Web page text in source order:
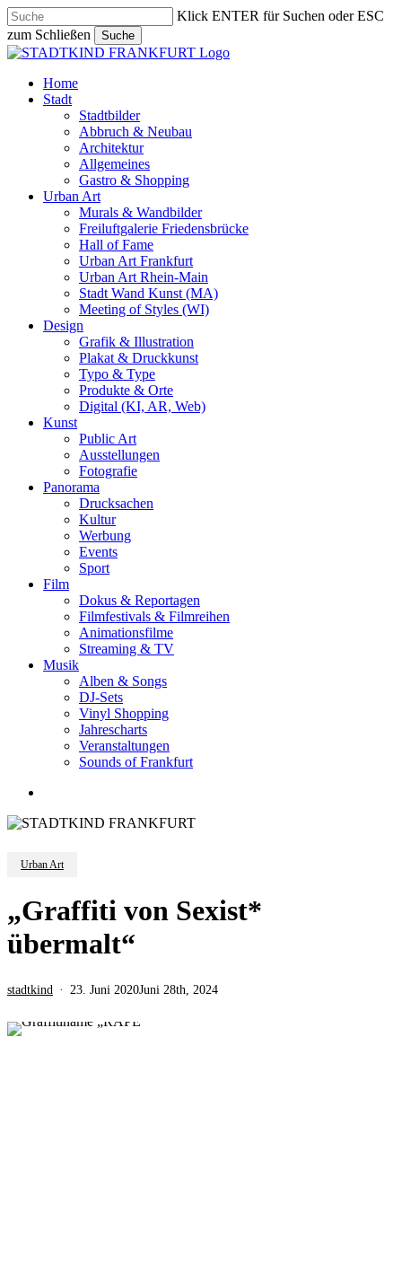
Skip
to
main
content
Klick ENTER für Suchen oder ESC
zum Schließen
Suche
Close
search
Menu
Home
Stadt
Stadtbilder
Abbruch & Neubau
Architektur
Allgemeines
Gastro & Shopping
Urban Art
Murals & Wandbilder
Freiluftgalerie Friedensbrücke
Hall of Fame
Urban Art Frankfurt
Urban Art Rhein-Main
Stadt Wand Kunst (MA)
Meeting of Styles (WI)
Design
Grafik & Illustration
Plakat & Druckkunst
Typo & Type
Produkte & Orte
Digital (KI, AR, Web)
Kunst
Public Art
Ausstellungen
Fotografie
Panorama
Drucksachen
Kultur
Werbung
Events
Sport
Film
Dokus & Reportagen
Filmfestivals & Filmreihen
Animationsfilme
Streaming & TV
Musik
Alben & Songs
DJ-Sets
Vinyl Shopping
Jahrescharts
Veranstaltungen
Sounds of Frankfurt
Urban Art
„Graffiti von Sexist*
übermalt“
stadtkind 23. Juni 2020Juni 28th, 2024